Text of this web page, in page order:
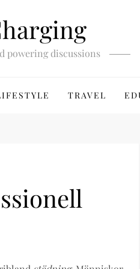
powering discussions
TRAVEL